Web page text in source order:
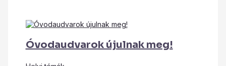
Óvodaudvarok újulnak meg!